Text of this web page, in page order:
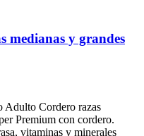
medianas y grandes
Adulto Cordero razas
Premium con cordero.
vitaminas y minerales